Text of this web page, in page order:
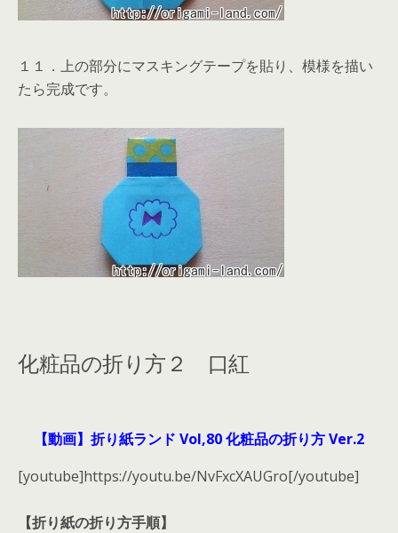
１１．上の部分にマスキングテープを貼り、模様を描い
たら完成です。
化粧品の折り方２ 口紅
【動画】折り紙ランド Vol,80 化粧品の折り方 Ver.2
[youtube]https://youtu.be/NvFxcXAUGro[/youtube]
【折り紙の折り方手順】